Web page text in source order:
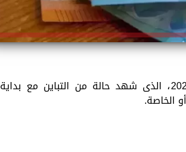
تستعرض «الزمان» سعر اليورو اليوم الأربعاء الموافق 22-1-2025، الذى شهد حالة من التباين مع بداية
الخاصة.